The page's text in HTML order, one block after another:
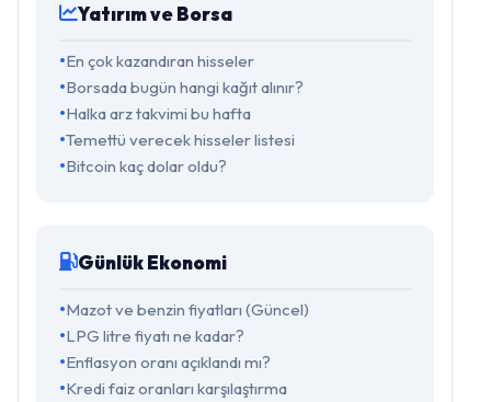
Yatırım ve Borsa
En çok kazandıran hisseler
Borsada bugün hangi kağıt alınır?
Halka arz takvimi bu hafta
Temettü verecek hisseler listesi
Bitcoin kaç dolar oldu?
Günlük Ekonomi
Mazot ve benzin fiyatları (Güncel)
LPG litre fiyatı ne kadar?
Enflasyon oranı açıklandı mı?
Kredi faiz oranları karşılaştırma